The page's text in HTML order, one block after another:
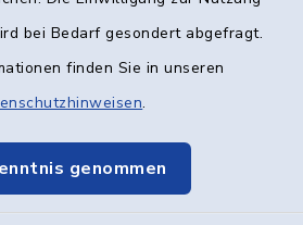
bei Bedarf gesondert abgefragt.
finden Sie in unseren
.
genommen
Datenschutz
Kommunikation